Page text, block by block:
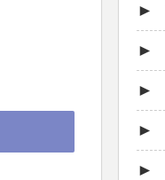
►
►
►
►
►